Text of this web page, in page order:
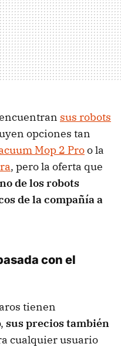
sus robots
opciones tan
Mop 2 Proo la
, pero la oferta que
de los robots
de la compañía a
con el
tienen
sus precios también
cualquier usuario